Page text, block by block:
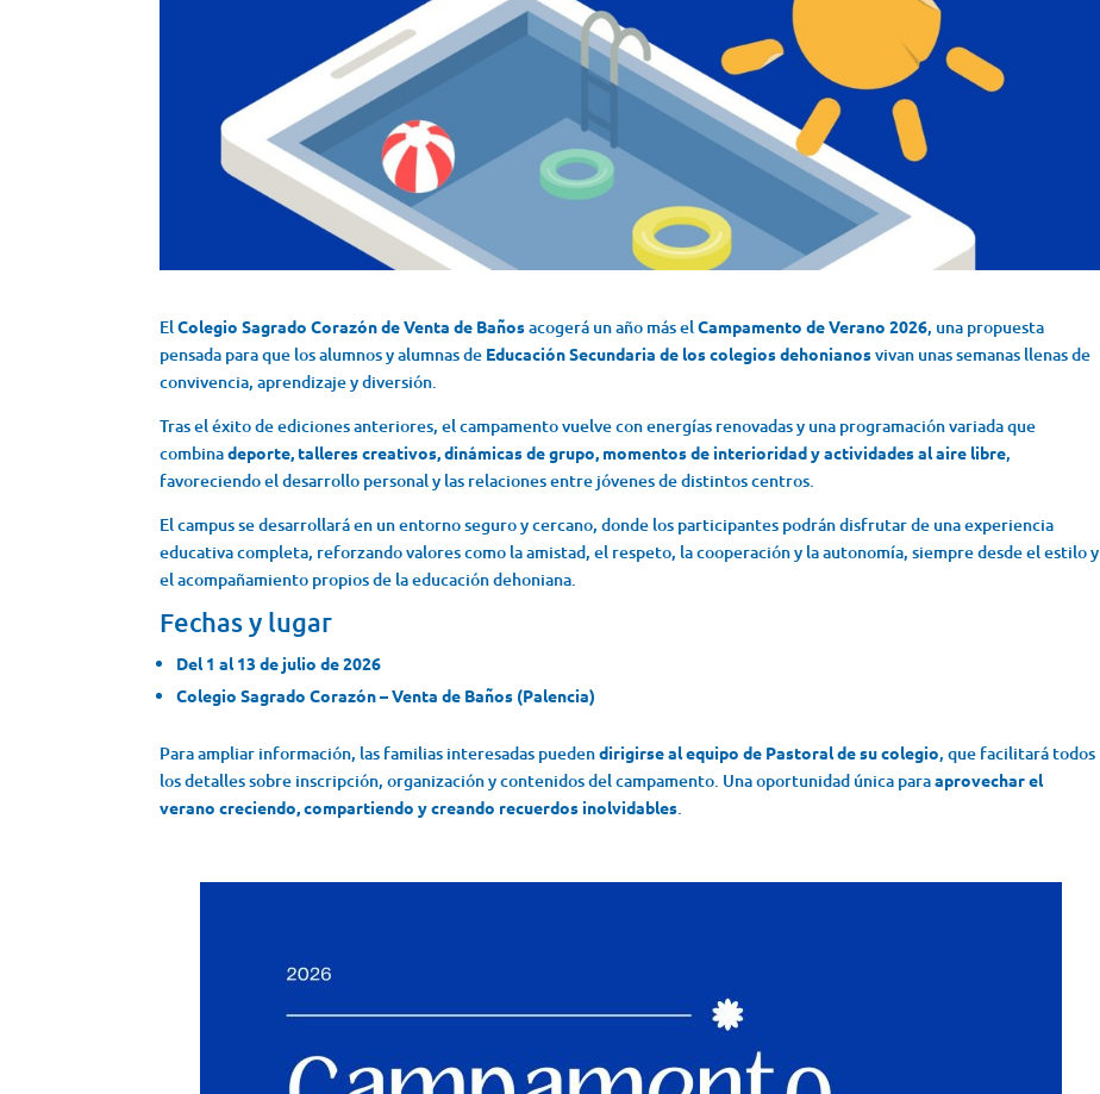
ElColegio Sagrado Corazón de Venta de Bañosacogerá un año más elCampamento de Verano 2026, una propuesta
pensada para que los alumnos y alumnas de Educación Secundaria de los colegios dehonianosvivan unas semanas llenas de
convivencia, aprendizaje y diversión.
Tras el éxito de ediciones anteriores, el campamento vuelve con energías renovadas y una programación variada que
combinadeporte, talleres creativos, dinámicas de grupo, momentos de interioridad y actividades al aire libre,
favoreciendo el desarrollo personal y las relaciones entre jóvenes de distintos centros.
El campus se desarrollará en un entorno seguro y cercano, donde los participantes podrán disfrutar de una experiencia
educativa completa, reforzando valores como la amistad, el respeto, la cooperación y la autonomía, siempre desde el estilo y
el acompañamiento propios de la educación dehoniana.
Fechas y lugar
Del 1 al 13 de julio de 2026
Colegio Sagrado Corazón – Venta de Baños (Palencia)
Para ampliar información, las familias interesadas puedendirigirse al equipo de Pastoral de su colegio, que facilitará todos
los detalles sobre inscripción, organización y contenidos del campamento. Una oportunidad única paraaprovechar el
verano creciendo, compartiendo y creando recuerdos inolvidables